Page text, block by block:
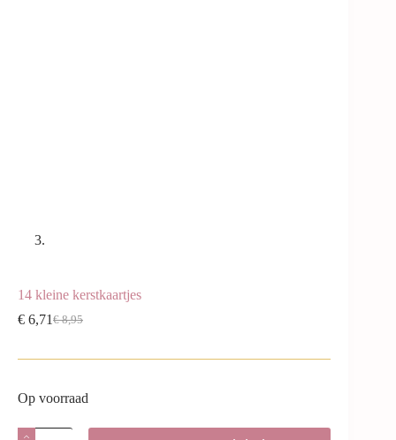
14 kleine kerstkaartjes
€8,95
€ 6,71
Op voorraad